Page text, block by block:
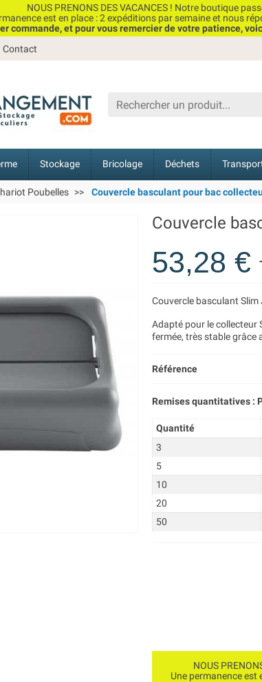
NOUS PRENONS DES VACANCES ! Notre boutique
est en place : 2 expéditions par semaine et nous
commande, et pour vous remercier de votre patience,
Contact
Stockage Bricolage Déchets
Poubelles Couvercle basculant pour bac
Couvercle
53,28 €
Couvercle basculant Slim
Adapté pour le collecteur
fermée, très stable grâce
Référence
Remises quantitatives :
Quantité
3
5
10
20
50
NOUS
Une permanence est